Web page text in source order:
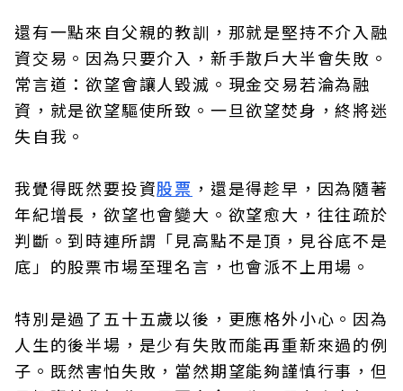
還有一點來自父親的教訓，那就是堅持不介入融
資交易。因為只要介入，新手散戶大半會失敗。
常言道：欲望會讓人毀滅。現金交易若淪為融
資，就是欲望驅使所致。一旦欲望焚身，終將迷
失自我。
我覺得既然要投資股票 ，還是得趁早，因為隨著
年紀增長，欲望也會變大。欲望愈大，往往疏於
判斷。到時連所謂「見高點不是頂，見谷底不是
底」的股票市場至理名言，也會派不上用場。
特別是過了五十五歲以後，更應格外小心。因為
人生的後半場，是少有失敗而能再重新來過的例
子。既然害怕失敗，當然期望能夠謹慎行事，但